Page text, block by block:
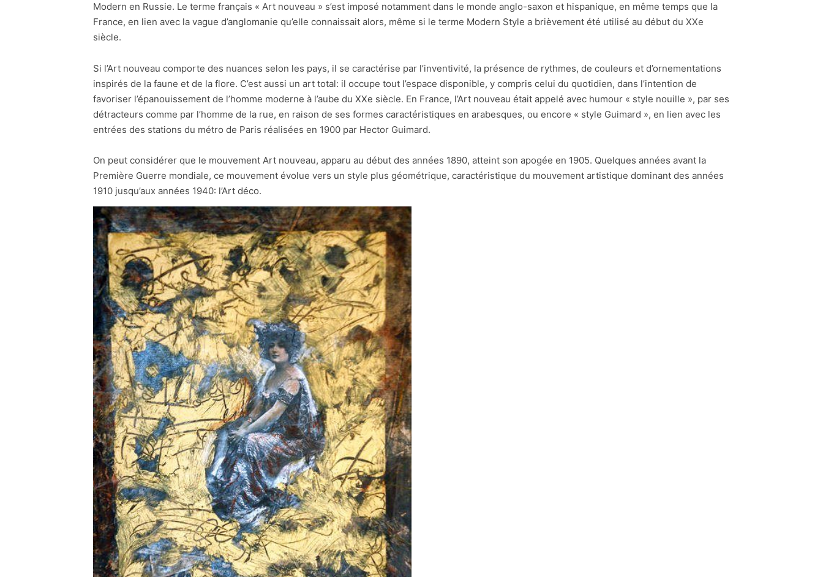
Modern en Russie. Le terme français « Art nouveau » s’est imposé notamment dans le monde anglo-saxon et hispanique, en même temps que la
France, en lien avec la vague d’anglomanie qu’elle connaissait alors, même si le terme Modern Style a brièvement été utilisé au début du XXe
siècle.
Si l’Art nouveau comporte des nuances selon les pays, il se caractérise par l’inventivité, la présence de rythmes, de couleurs et d’ornementations
inspirés de la faune et de la flore. C’est aussi un art total: il occupe tout l’espace disponible, y compris celui du quotidien, dans l’intention de
favoriser l’épanouissement de l’homme moderne à l’aube du XXe siècle. En France, l’Art nouveau était appelé avec humour « style nouille », par ses
détracteurs comme par l’homme de la rue, en raison de ses formes caractéristiques en arabesques, ou encore « style Guimard », en lien avec les
entrées des stations du métro de Paris réalisées en 1900 par Hector Guimard.
On peut considérer que le mouvement Art nouveau, apparu au début des années 1890, atteint son apogée en 1905. Quelques années avant la
Première Guerre mondiale, ce mouvement évolue vers un style plus géométrique, caractéristique du mouvement artistique dominant des années
1910 jusqu’aux années 1940: l’Art déco.